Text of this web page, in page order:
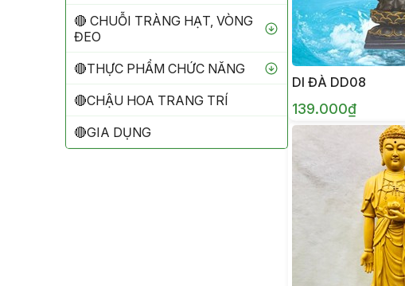
🔴 CHUỖI TRÀNG HẠT, VÒNG
ĐEO
🔴THỰC PHẨM CHỨC NĂNG
🔴CHẬU HOA TRANG TRÍ
🔴GIA DỤNG
DI ĐÀ DD08
139.000₫